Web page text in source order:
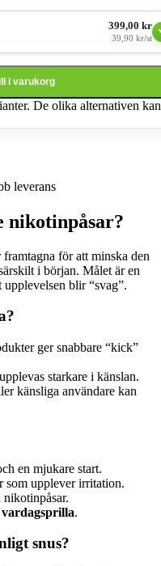
399,00 kr
39,90 kr/st
i varukorg
De olika alternativen kan
leverans
nikotinpåsar?
för att minska den
i början. Målet är en
blir “svag”.
ger snabbare “kick”
starkare i känslan.
känsliga användare kan
en mjukare start.
som upplever irritation.
.
snus?